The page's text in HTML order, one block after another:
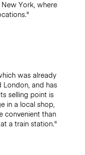
York, where
was already
London, and has
selling point is
in a local shop,
convenient than
a train station."